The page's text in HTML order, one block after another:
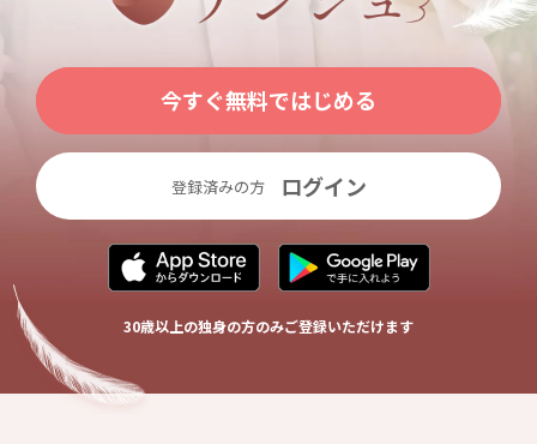
今すぐ無料ではじめる
登録済みの方 ログイン
30歳以上の独身の方のみご登録いただけます